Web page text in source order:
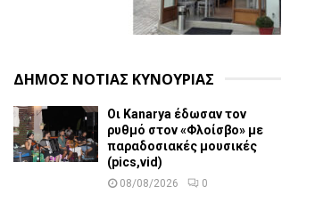
ΔΗΜΟΣ ΝΟΤΙΑΣ ΚΥΝΟΥΡΙΑΣ
Οι Kanarya έδωσαν τον
ρυθμό στον «Φλοίσβο» με
παραδοσιακές μουσικές
(pics,vid)
08/08/2026 0